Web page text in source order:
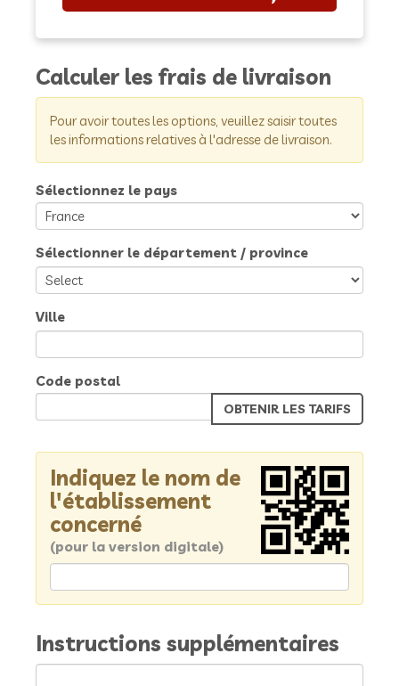
Calculer les frais de livraison
Pour avoir toutes les options, veuillez saisir toutes
les informations relatives à l'adresse de livraison.
Sélectionnez le pays
Sélectionner le département / province
Ville
Code postal
Indiquez le nom de
l'établissement
concerné
(pour la version digitale)
Instructions supplémentaires